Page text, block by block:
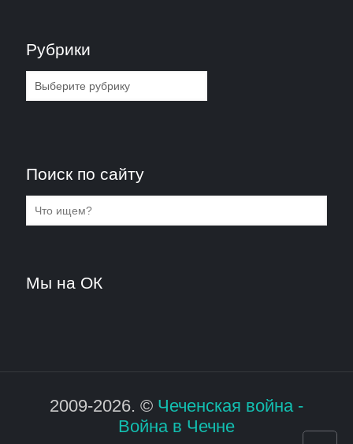
Рубрики
Рубрики
Поиск по сайту
Мы на ОК
2009-2026. © Чеченская война -
Война в Чечне